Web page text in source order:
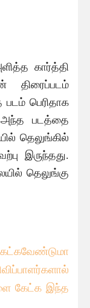
கார்த்தி
திரைப்படம்
பெரிதாக
அந்த படத்தை
தெலுங்கில்
இருந்தது.
தெலுங்கு
ண்டுமா
கேட்க இந்த